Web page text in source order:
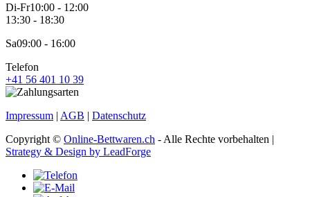
Di-Fr10:00 - 12:00
13:30 - 18:30
Sa09:00 - 16:00
Telefon
+41 56 401 10 39
Impressum | AGB | Datenschutz
Copyright © Online-Bettwaren.ch - Alle Rechte vorbehalten |
Strategy & Design by LeadForge